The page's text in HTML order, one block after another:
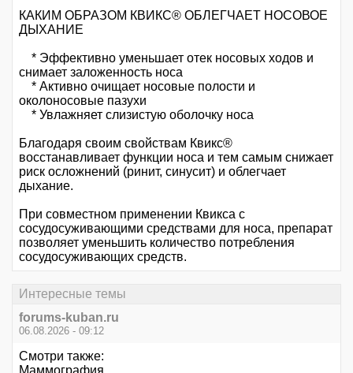
КАКИМ ОБРАЗОМ КВИКС® ОБЛЕГЧАЕТ НОСОВОЕ
ДЫХАНИЕ
* Эффективно уменьшает отек носовых ходов и
снимает заложенность носа
* Активно очищает носовые полости и
околоносовые пазухи
* Увлажняет слизистую оболочку носа
Благодаря своим свойствам Квикс®
восстанавливает функции носа и тем самым снижает
риск осложнений (ринит, синусит) и облегчает
дыхание.
При совместном применении Квикса с
сосудосуживающими средствами для носа, препарат
позволяет уменьшить количество потребления
сосудосуживающих средств.
Интересные темы
forums-kuban.ru
06.08.2026 - 09:12
Смотри также:
Маммография